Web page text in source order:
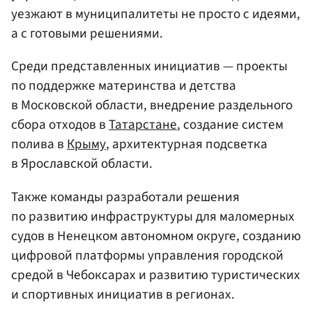
уезжают в муниципалитеты не просто с идеями,
а с готовыми решениями.
Среди представленных инициатив — проекты
по поддержке материнства и детства
в Московской области, внедрение раздельного
сбора отходов вТатарстане, создание систем
полива вКрыму, архитектурная подсветка
в Ярославской области.
Также команды разработали решения
по развитию инфраструктуры для маломерных
судов в Ненецком автономном округе, созданию
цифровой платформы управления городской
средой в Чебоксарах и развитию туристических
и спортивных инициатив в регионах.